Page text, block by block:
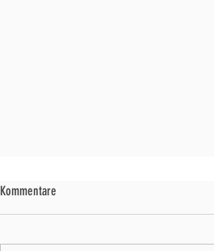
Kommentare